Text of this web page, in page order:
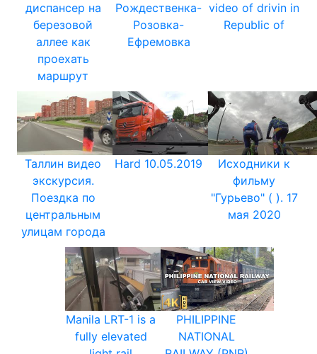
диспансер на
березовой
аллее как
проехать
маршрут
Рождественка-
Розовка-
Ефремовка
video of drivin in
Republic of
Таллин видео
экскурсия.
Поездка по
центральным
улицам города
Hard 10.05.2019
Исходники к
фильму
"Гурьево" ( ). 17
мая 2020
Manila LRT-1 is a
fully elevated
PHILIPPINE
NATIONAL